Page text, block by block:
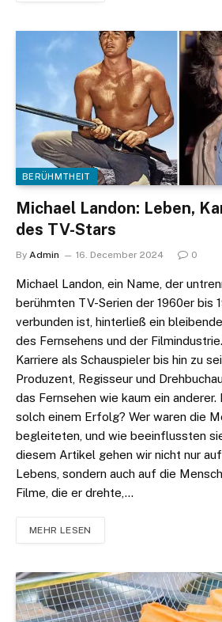
BERÜHMTHEIT
Michael Landon: Leben,
des TV-Stars
By Admin 16. December 2024 0
Michael Landon, ein Name, der
berühmten TV-Serien der 1960er bis
verbunden ist, hinterließ ein
des Fernsehens und der
Karriere als Schauspieler bis hin zu
Produzent, Regisseur und
das Fernsehen wie kaum ein
solch einem Erfolg? Wer waren die
begleiteten, und wie beeinflussten
diesem Artikel gehen wir nicht nur
Lebens, sondern auch auf die
Filme, die er drehte,…
MEHR LESEN